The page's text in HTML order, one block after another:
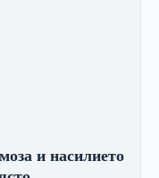
и насилието